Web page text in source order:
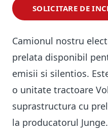
SOLICITARE DE
Camionul nostru
prelata disponibil
emisii si silentios.
o unitate tractoare
suprastructura cu
la producatorul